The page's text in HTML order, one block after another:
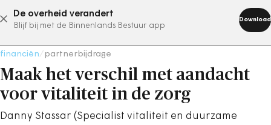
De overheid verandert
Blijf bij met de Binnenlands Bestuur app
Download
abonneer nu
financiën partnerbijdrage
Maak het verschil met aandacht
voor vitaliteit in de zorg
Danny Stassar (Specialist vitaliteit en duurzame